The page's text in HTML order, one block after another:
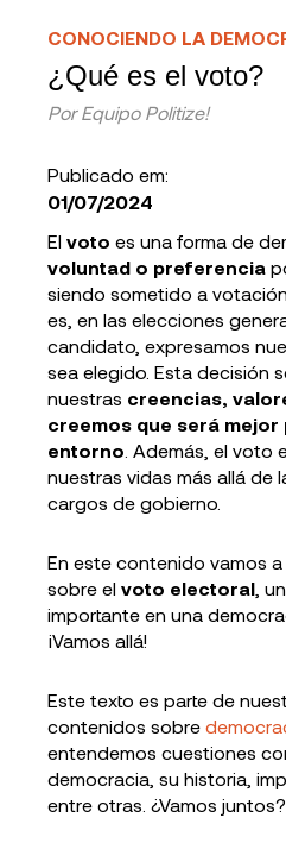
CONOCIENDO LA
¿Qué es el voto?
Por Equipo Politize!
Publicado em:
01/07/2024
El voto es una forma de
voluntad o preferencia
siendo sometido a
es, en las elecciones
candidato, expresamos
sea elegido. Esta decisión
nuestras creencias,
creemos que será
entorno . Además, el voto
nuestras vidas más allá de
cargos de gobierno.
En este contenido vamos
sobre el voto electoral ,
importante en una
¡Vamos allá!
Este texto es parte de
contenidos sobre
entendemos cuestiones
democracia, su historia,
entre otras. ¿Vamos juntos?